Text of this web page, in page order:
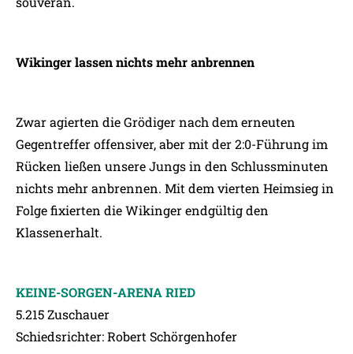
Wikinger lassen nichts mehr anbrennen
Zwar agierten die Grödiger nach dem erneuten
Gegentreffer offensiver, aber mit der 2:0-Führung im
Rücken ließen unsere Jungs in den Schlussminuten
nichts mehr anbrennen. Mit dem vierten Heimsieg in
Folge fixierten die Wikinger endgültig den
Klassenerhalt.
KEINE-SORGEN-ARENA RIED
5.215 Zuschauer
Schiedsrichter: Robert Schörgenhofer